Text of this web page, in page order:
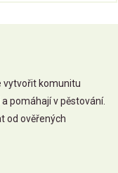
vytvořit komunitu
pomáhají v pěstování.
od ověřených